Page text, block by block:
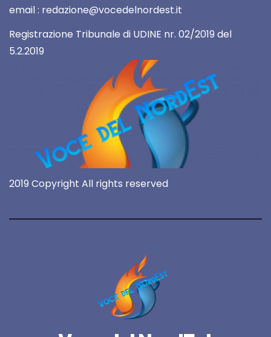
email : redazione@vocedelnordest.it
Registrazione Tribunale di UDINE nr. 02/2019 del
5.2.2019
2019 Copyright All rights reserved